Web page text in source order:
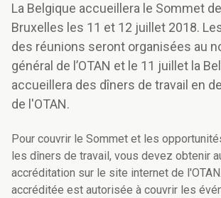
La Belgique accueillera le Sommet
Bruxelles les 11 et 12 juillet 2018.
des réunions seront organisées au
général de l’OTAN et le 11 juillet la
accueillera des dîners de travail en
de l'OTAN.
Pour couvrir le Sommet et les
les dîners de travail, vous devez obtenir
accréditation sur le site internet de
accréditée est autorisée à couvrir les